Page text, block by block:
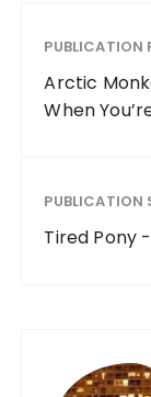
PUBLICATION
Arctic
When
PUBLICATION
Tired Pony